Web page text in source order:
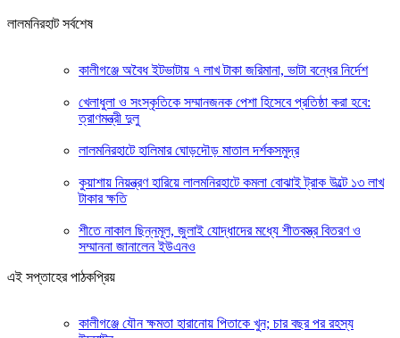
লালমনিরহাট সর্বশেষ
কালীগঞ্জে অবৈধ ইটভাটায় ৭ লাখ টাকা জরিমানা, ভাটা বন্ধের নির্দেশ
খেলাধুলা ও সংস্কৃতিকে সম্মানজনক পেশা হিসেবে প্রতিষ্ঠা করা হবে:
ত্রাণমন্ত্রী দুলু
লালমনিরহাটে হালিমার ঘোড়দৌড় মাতাল দর্শকসমুদ্র
কুয়াশায় নিয়ন্ত্রণ হারিয়ে লালমনিরহাটে কমলা বোঝাই ট্রাক উল্টে ১৩ লাখ
টাকার ক্ষতি
শীতে নাকাল ছিন্নমূল, জুলাই যোদ্ধাদের মধ্যে শীতবস্ত্র বিতরণ ও
সম্মাননা জানালেন ইউএনও
এই সপ্তাহের পাঠকপ্রিয়
কালীগঞ্জে যৌন ক্ষমতা হারানোয় পিতাকে খুন; চার বছর পর রহস্য